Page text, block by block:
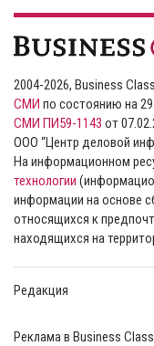
2004-2026, Business
СМИ по состоянию на
СМИ ПИ59-1143 от
ООО “Центр деловой
На информационном
технологии
информации на основе
относящихся к
находящихся на
Редакция
Реклама в Business Class